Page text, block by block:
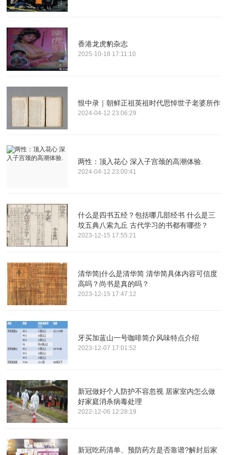
香港龙虎豹杂志
2025-10-18 17:11:10
恨中录｜朝鲜正祖英祖时代思悼世子老婆所作
2024-04-12 23:06:29
两性：顶入花心 深入子宫颈的高潮体验.
2024-04-12 23:00:41
什么是四书五经？包括哪几部经书 什么是三
坟五典八索九丘 古代学习的书都有哪些？
2023-12-15 17:55:21
清华简|什么是清华简 清华简具体内容可信度
高吗？尚书是真的吗？
2023-12-15 17:47:12
牙买加蓝山一号咖啡简介风味特点介绍
2023-12-07 17:01:52
新冠做好个人防护不容忽视 居家室内怎么做
好家庭消杀病毒处理
2022-12-06 12:28:19
新冠吃药清单、预防药方是否靠谱?解封后家